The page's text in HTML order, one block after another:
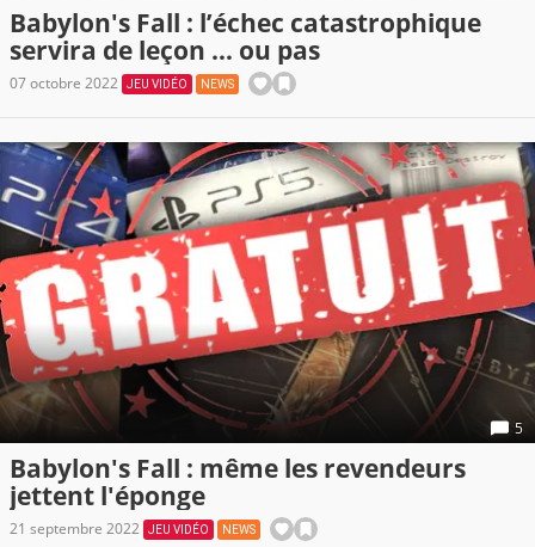
Babylon's Fall : l’échec catastrophique
servira de leçon … ou pas
07 octobre 2022 JEU VIDÉO NEWS
5
Babylon's Fall : même les revendeurs
jettent l'éponge
21 septembre 2022 JEU VIDÉO NEWS